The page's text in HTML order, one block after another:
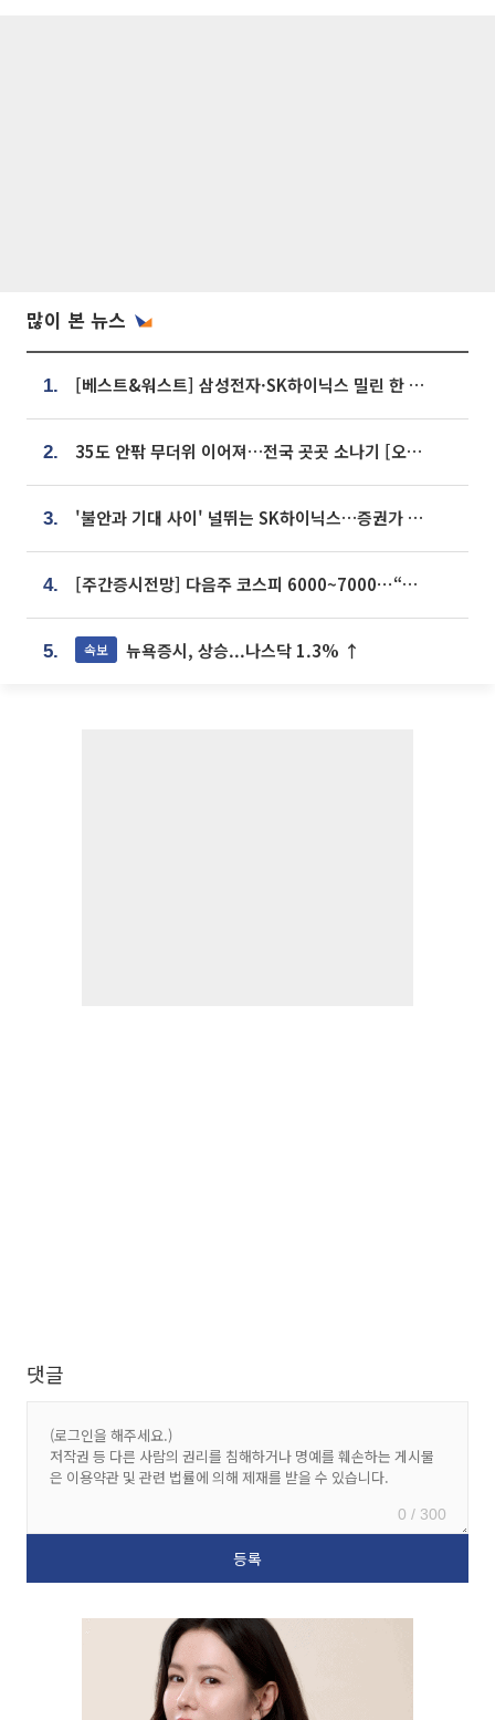
많이 본 뉴스
1. [베스트&워스트] 삼성전자·SK하이닉스 밀린 한 주…상상인증권은 85% 급등
2. 35도 안팎 무더위 이어져…전국 곳곳 소나기 [오늘 날씨]
3. '불안과 기대 사이' 널뛰는 SK하이닉스…증권가 "HBM4·LTA 기반 펀터멘털 견고"
4. [주간증시전망] 다음주 코스피 6000~7000⋯“外人 수급은 정책이 변수”
5. 속보 뉴욕증시, 상승...나스닥 1.3% ↑
댓글
0 / 300